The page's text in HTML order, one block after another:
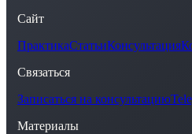
Сайт
ПрактикаСтатьиКонсультация
Связаться
Записаться на консультацию
Материалы